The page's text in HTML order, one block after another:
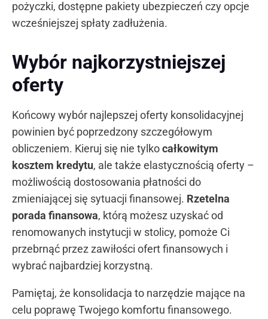
pożyczki, dostępne pakiety ubezpieczeń czy opcje
wcześniejszej spłaty zadłużenia.
Wybór najkorzystniejszej
oferty
Końcowy wybór najlepszej oferty konsolidacyjnej
powinien być poprzedzony szczegółowym
obliczeniem. Kieruj się nie tylkocałkowitym
kosztem kredytu, ale także elastycznością oferty –
możliwością dostosowania płatności do
zmieniającej się sytuacji finansowej. Rzetelna
porada finansowa, którą możesz uzyskać od
renomowanych instytucji w stolicy, pomoże Ci
przebrnąć przez zawiłości ofert finansowych i
wybrać najbardziej korzystną.
Pamiętaj, że konsolidacja to narzędzie mające na
celu poprawę Twojego komfortu finansowego.